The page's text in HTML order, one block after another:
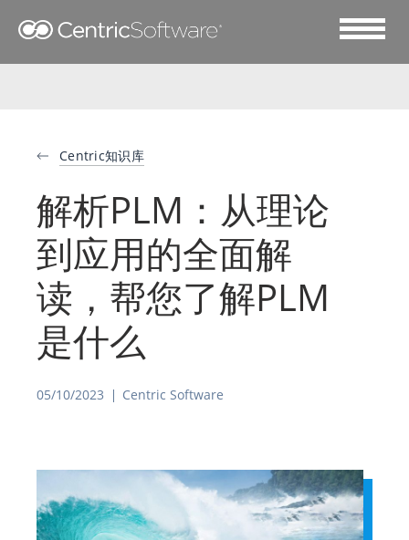
Centric知识库
解析PLM：从理论
到应用的全面解
读，帮您了解PLM
是什么
05/10/2023 Centric Software